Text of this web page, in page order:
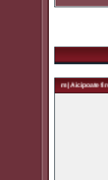
| Aici poate fi